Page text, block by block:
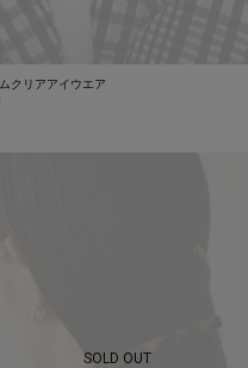
クリアアイウエア
SOLD OUT